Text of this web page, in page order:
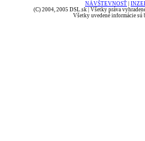
NÁVŠTEVNOSŤ
(C) 2004, 2005 DSL.sk | Všetky práva
Všetky uvedené informácie sú